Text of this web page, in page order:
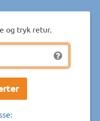
og tryk retur.